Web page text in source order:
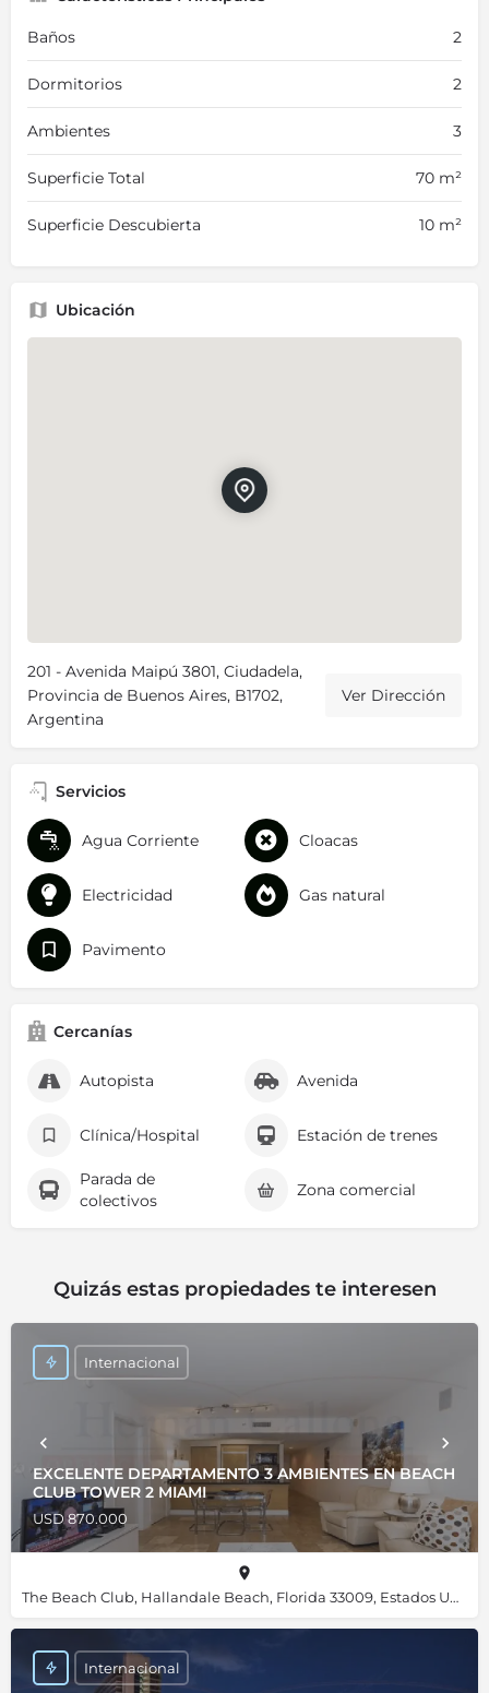
Baños 2
Dormitorios 2
Ambientes 3
Superficie Total 70 m²
Superficie Descubierta 10 m²
Ubicación
201 - Avenida Maipú 3801, Ciudadela,
Provincia de Buenos Aires, B1702,
Argentina
Ver Dirección
Servicios
Agua Corriente Cloacas
Electricidad Gas natural
Pavimento
Cercanías
Autopista Avenida
Clínica/Hospital Estación de trenes
Parada de
colectivos
Zona comercial
Quizás estas propiedades te interesen
EXCELENTE DEPARTAMENTO 3 AMBIENTES EN BEACH
CLUB TOWER 2 MIAMI
USD 870.000
Internacional
The Beach Club, Hallandale Beach, Florida 33009, Estados Unidos, 25.98455, -80.11820
Internacional